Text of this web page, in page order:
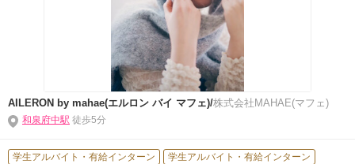
AILERON by mahae(エルロン バイ マフェ)/株式会社MAHAE(マフェ)
和泉府中駅 徒歩5分
学生アルバイト・有給インターン 学生アルバイト・有給インターン